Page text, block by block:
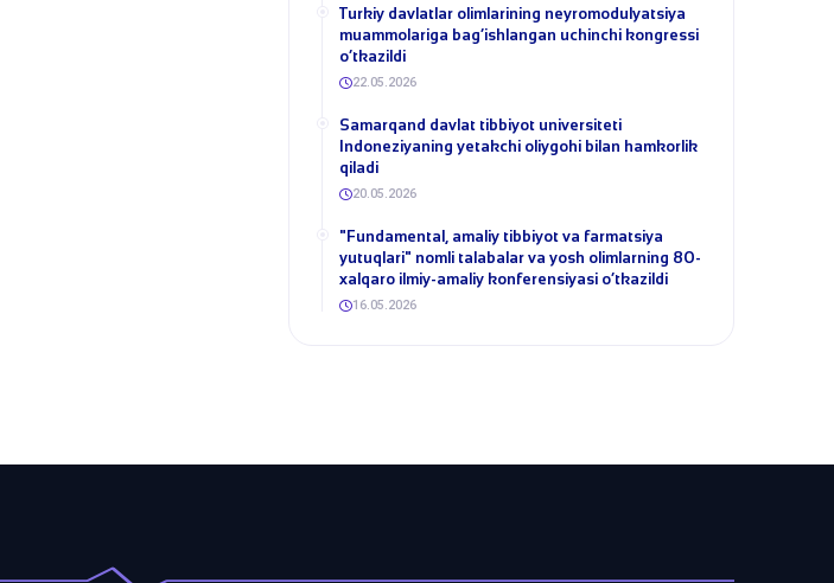
​Turkiy davlatlar olimlarining neyromodulyatsiya
muammolariga bag‘ishlangan uchinchi kongressi
o‘tkazildi
22.05.2026
Samarqand davlat tibbiyot universiteti
Indoneziyaning yetakchi oliygohi bilan hamkorlik
qiladi
20.05.2026
​"Fundamental, amaliy tibbiyot va farmatsiya
yutuqlari" nomli talabalar va yosh olimlarning 80-
xalqaro ilmiy-amaliy konferensiyasi o‘tkazildi
16.05.2026